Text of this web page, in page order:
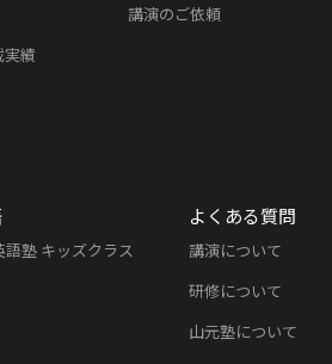
実績
講演のご依頼
語塾 キッズクラス
よくある質問
講演について
研修について
山元塾について